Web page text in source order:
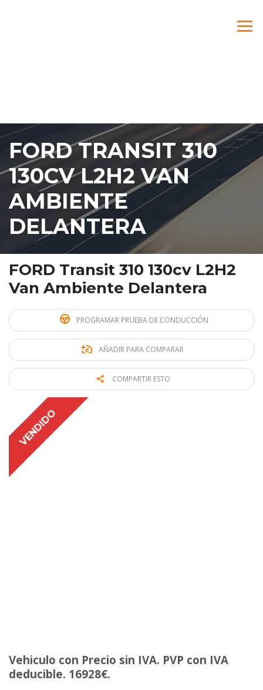
FORD TRANSIT 310
130CV L2H2 VAN
AMBIENTE
DELANTERA
FORD Transit 310 130cv L2H2
Van Ambiente Delantera
PROGRAMAR PRUEBA DE CONDUCCIÓN
AÑADIR PARA COMPARAR
COMPARTIR ESTO
VENDIDO
Vehiculo con Precio sin IVA. PVP con IVA
deducible. 16928€.